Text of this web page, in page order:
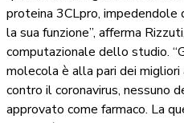
proteina 3CLpro,
la sua funzione”, afferma
computazionale dello studio.
molecola è alla pari dei
contro il coronavirus, nessuno
approvato come farmaco. La